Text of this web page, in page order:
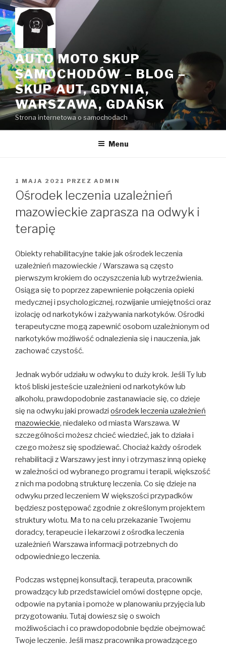
Przeskocz
do
treści
AUTO MOTO SKUP
SAMOCHODÓW – BLOG –
SKUP AUT, GDYNIA,
WARSZAWA, GDAŃSK
Strona internetowa o samochodach
Menu
OPUBLIKOWANE
W
1 MAJA 2021 PRZEZ ADMIN
Ośrodek leczenia uzależnień
mazowieckie zaprasza na odwyk i
terapię
Obiekty rehabilitacyjne takie jak ośrodek leczenia
uzależnień mazowieckie / Warszawa są często
pierwszym krokiem do oczyszczenia lub wytrzeźwienia.
Osiąga się to poprzez zapewnienie połączenia opieki
medycznej i psychologicznej, rozwijanie umiejętności oraz
izolację od narkotyków i zażywania narkotyków. Ośrodki
terapeutyczne mogą zapewnić osobom uzależnionym od
narkotyków możliwość odnalezienia się i nauczenia, jak
zachować czystość.
Jednak wybór udziału w odwyku to duży krok. Jeśli Ty lub
ktoś bliski jesteście uzależnieni od narkotyków lub
alkoholu, prawdopodobnie zastanawiacie się, co dzieje
się na odwyku jaki prowadzi ośrodek leczenia uzależnień
mazowieckie, niedaleko od miasta Warszawa. W
szczególności możesz chcieć wiedzieć, jak to działa i
czego możesz się spodziewać. Chociaż każdy ośrodek
rehabilitacji z Warszawy jest inny i otrzymasz inną opiekę
w zależności od wybranego programu i terapii, większość
z nich ma podobną strukturę leczenia. Co się dzieje na
odwyku przed leczeniem W większości przypadków
będziesz postępować zgodnie z określonym projektem
struktury wlotu. Ma to na celu przekazanie Twojemu
doradcy, terapeucie i lekarzowi z ośrodka leczenia
uzależnień Warszawa informacji potrzebnych do
odpowiedniego leczenia.
Podczas wstępnej konsultacji, terapeuta, pracownik
prowadzący lub przedstawiciel omówi dostępne opcje,
odpowie na pytania i pomoże w planowaniu przyjęcia lub
przygotowaniu. Tutaj dowiesz się o swoich
możliwościach i co prawdopodobnie będzie obejmować
Twoje leczenie. Jeśli masz pracownika prowadzącego